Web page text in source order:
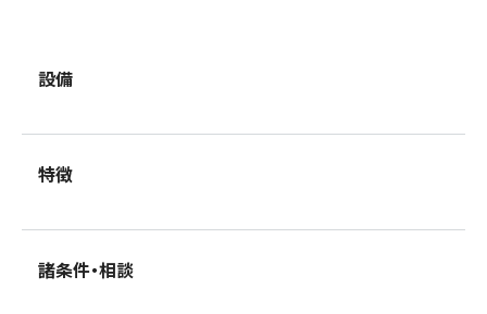
設備
特徴
諸条件・相談